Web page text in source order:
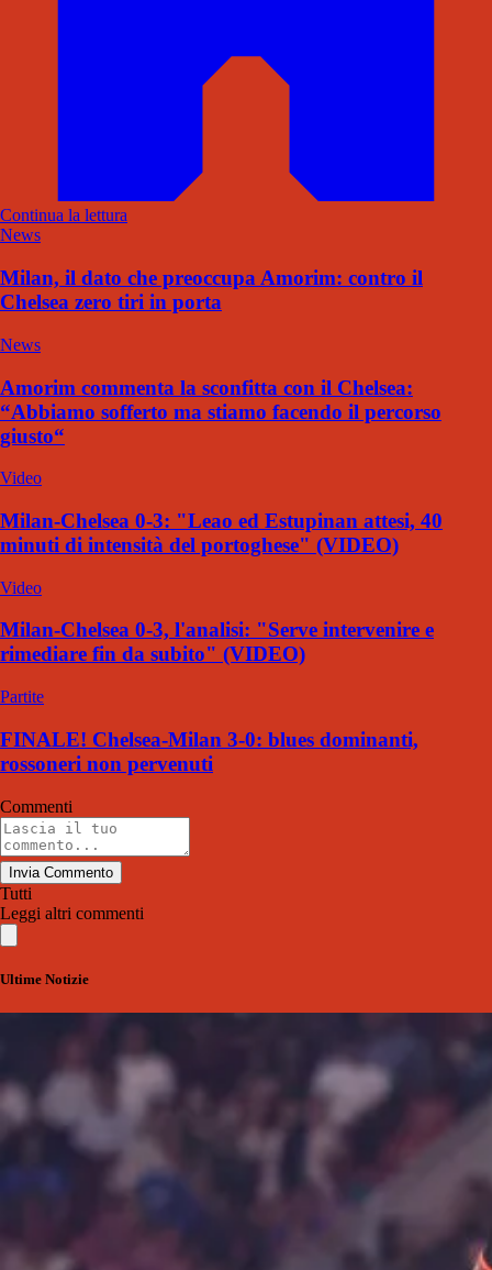
Continua la lettura
News
Milan, il dato che preoccupa Amorim: contro il
Chelsea zero tiri in porta
News
Amorim commenta la sconfitta con il Chelsea:
“Abbiamo sofferto ma stiamo facendo il percorso
giusto“
Video
Milan-Chelsea 0-3: "Leao ed Estupinan attesi, 40
minuti di intensità del portoghese" (VIDEO)
Video
Milan-Chelsea 0-3, l'analisi: "Serve intervenire e
rimediare fin da subito" (VIDEO)
Partite
FINALE! Chelsea-Milan 3-0: blues dominanti,
rossoneri non pervenuti
Commenti
Invia Commento
Tutti
Leggi altri commenti
Ultime Notizie